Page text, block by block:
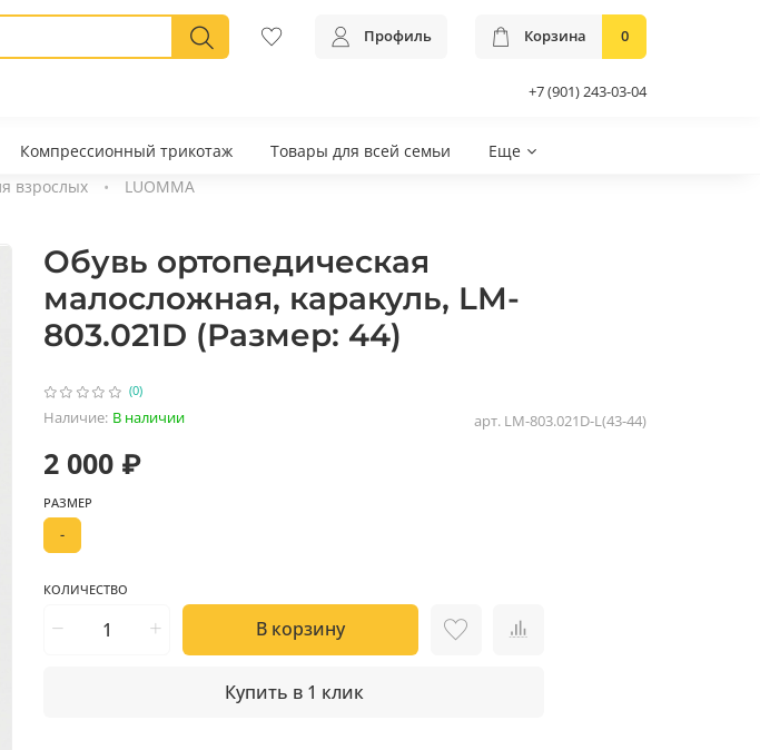
Профиль Корзина 0
+7 (901) 243-03-04
Компрессионный трикотаж Товары для всей семьи
Еще
взрослых LUOMMA
(0)
арт. LM-803.021D-L(43-44)
Наличие: В наличии
Обувь ортопедическая
малосложная, каракуль, LM-
803.021D (Размер: 44)
2 000 ₽
КОЛИЧЕСТВО
В корзину
Купить в 1 клик
РАЗМЕР
-